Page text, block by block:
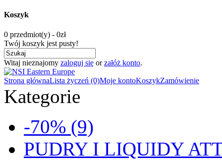
Koszyk
0 przedmiot(y) - 0zł
Twój koszyk jest pusty!
Witaj nieznajomy zaloguj się orzałóż konto.
Strona głównaLista życzeń (0)Moje kontoKoszykZamówienie
Kategorie
-70% (9)
PUDRY I LIQUIDY